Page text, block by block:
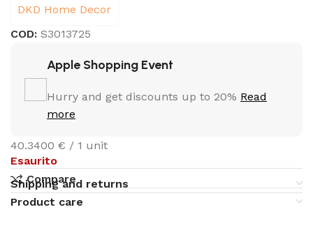
DKD Home Decor
COD:S3013725
Apple Shopping Event
Hurry and get discounts up to 20% Read
more
40.3400 € / 1 unit
Esaurito
Compare
Shipping and returns
Product care